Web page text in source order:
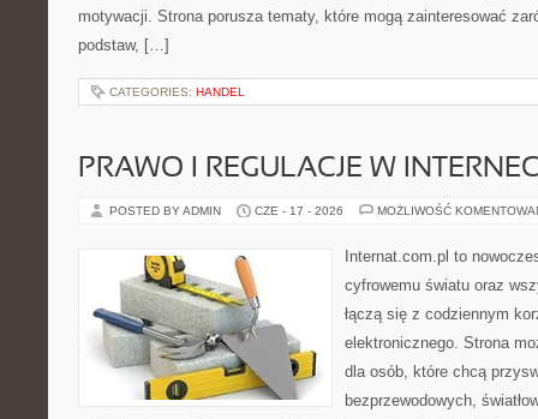
motywacji. Strona porusza tematy, które mogą zainteresować
podstaw, […]
CATEGORIES: HANDEL
PRAWO I REGULACJE W
POSTED BY ADMIN CZE - 17 - 2026 MOŻLIWOŚĆ
Internat.com.pl to
cyfrowemu światu oraz
łączą się z codziennym
elektronicznego. Strona
dla osób, które chcą
bezprzewodowych,